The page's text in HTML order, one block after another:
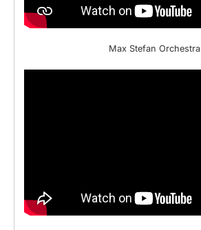
Max Stefan Orchestra